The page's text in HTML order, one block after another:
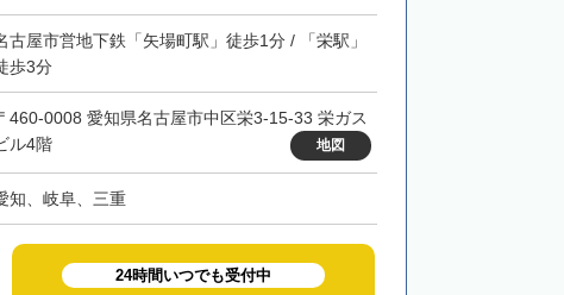
古屋市営地下鉄「矢場町駅」徒歩1分 / 「栄駅」
歩3分
460-0008 愛知県名古屋市中区栄3-15-33 栄ガス
ル4階
地図
知、岐阜、三重
24時間いつでも受付中